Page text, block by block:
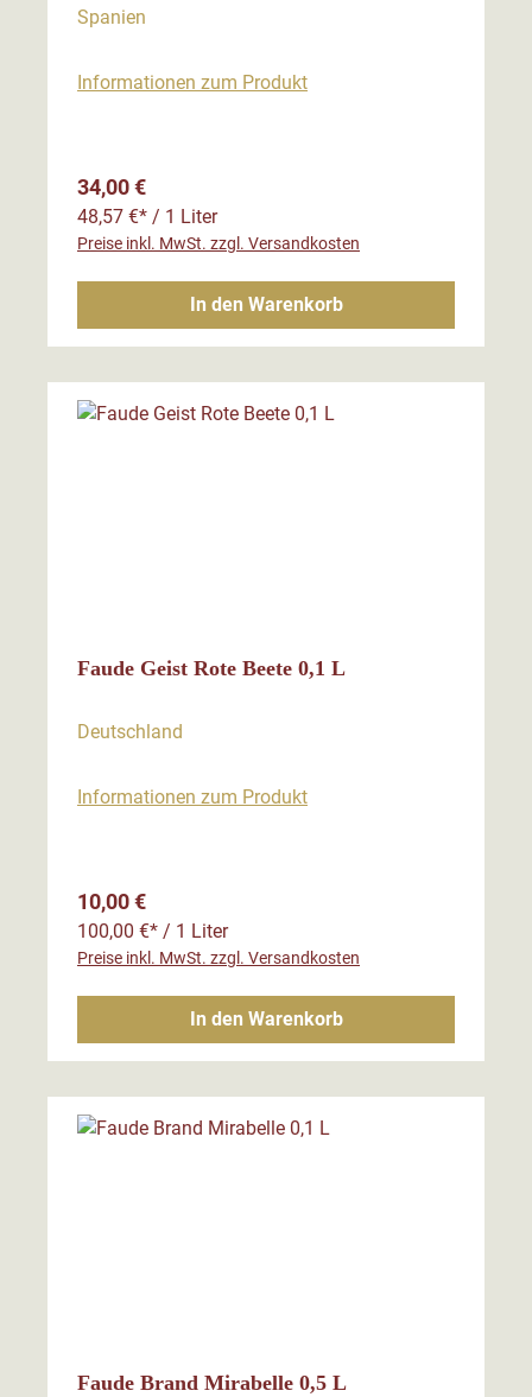
Spanien
Informationen zum Produkt
Regulärer Preis:
34,00 €
48,57 €* / 1 Liter
Preise inkl. MwSt. zzgl. Versandkosten
In den Warenkorb
Faude Geist Rote Beete 0,1 L
Deutschland
Informationen zum Produkt
Regulärer Preis:
10,00 €
100,00 €* / 1 Liter
Preise inkl. MwSt. zzgl. Versandkosten
In den Warenkorb
Faude Brand Mirabelle 0,5 L